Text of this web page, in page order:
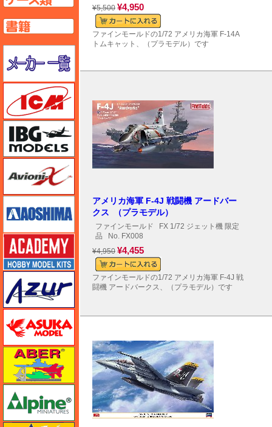
¥5,500 ¥4,950
ファインモールドの1/72 アメリカ海軍 F-14A
トムキャット、（プラモデル）です
アメリカ海軍 F-4J 戦闘機 アードバー
クス （プラモデル）
ファインモールド
FX 1/72 ジェット機 限定
品 No. FX008
¥4,950 ¥4,455
ファインモールドの1/72 アメリカ海軍 F-4J 戦
闘機 アードバークス、（プラモデル）です
書籍ページへ
メーカー一覧のページはこちら
Avioni-X（アヴィオニクス）
アオシマ
アカデミー
アズール
アスカモデル
アベール
アルパイン